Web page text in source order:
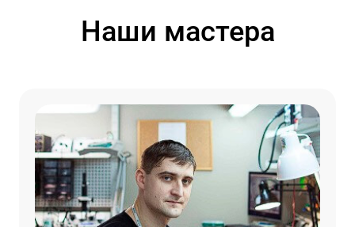
Наши мастера